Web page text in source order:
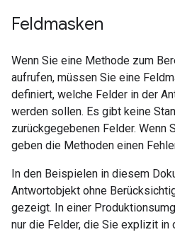
Feldmasken
Wenn Sie eine Methode zum
aufrufen, müssen Sie eine
definiert, welche Felder in der
werden sollen. Es gibt keine
zurückgegebenen Felder.
geben die Methoden einen
In den Beispielen in diesem
Antwortobjekt ohne
gezeigt. In einer
nur die Felder, die Sie explizit in